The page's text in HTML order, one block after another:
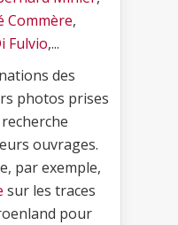
Commère,
Fulvio,...
des
photos prises
ouvrages.
par exemple,
sur les traces
pour